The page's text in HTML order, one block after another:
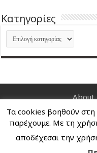
Kατηγορίες
Kατηγορίες
About
Nancy's Blog ©
Τα cookies βοηθούν
παρέχουμε. Με τη
αποδέχεσαι την